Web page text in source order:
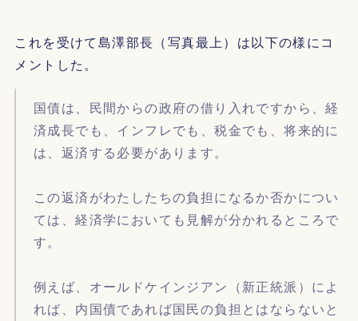
これを受けて島澤部長（写真最上）は以下の様にコ
メントした。
国債は、民間からの政府の借り入れですから、経
済成長でも、インフレでも、税金でも、将来的に
は、返済する必要があります。
この返済がわたしたちの負担になるか否かについ
ては、経済学においても見解が分かれるところで
す。
例えば、オールドケインジアン（新正統派）によ
れば、内国債であれば国民の負担とはならないと